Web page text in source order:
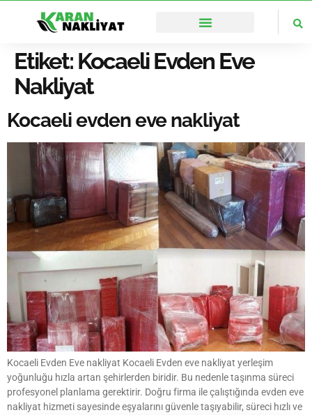
Etiket: Kocaeli Evden Eve
Nakliyat
Kocaeli evden eve nakliyat
Kocaeli Evden Eve nakliyat Kocaeli Evden eve nakliyat yerleşim
yoğunluğu hızla artan şehirlerden biridir. Bu nedenle taşınma süreci
profesyonel planlama gerektirir. Doğru firma ile çalıştığında evden eve
nakliyat hizmeti sayesinde eşyalarını güvenle taşıyabilir, süreci hızlı ve